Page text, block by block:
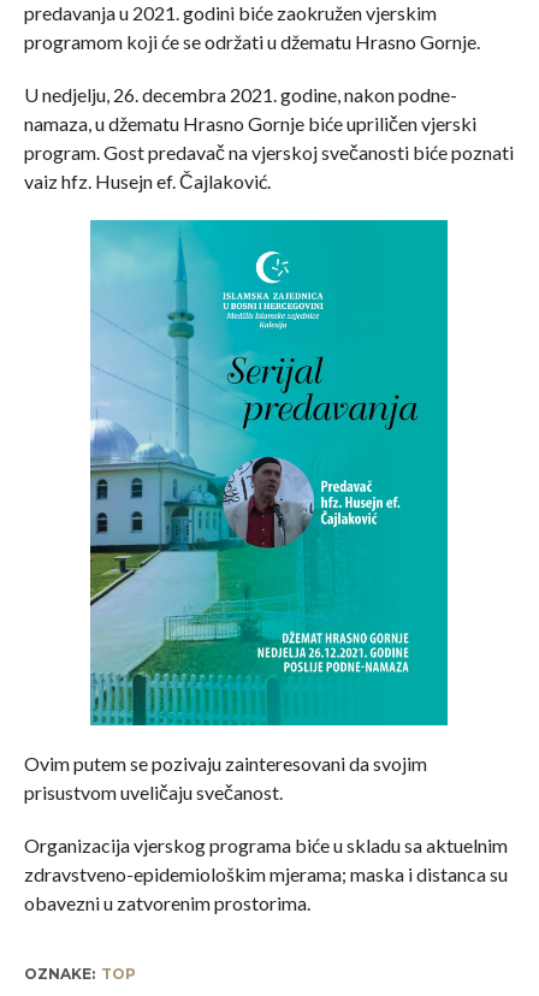
predavanja u 2021. godini biće zaokružen vjerskim
programom koji će se održati u džematu Hrasno Gornje.
U nedjelju, 26. decembra 2021. godine, nakon podne-
namaza, u džematu Hrasno Gornje biće upriličen vjerski
program. Gost predavač na vjerskoj svečanosti biće poznati
vaiz hfz. Husejn ef. Čajlaković.
Ovim putem se pozivaju zainteresovani da svojim
prisustvom uveličaju svečanost.
Organizacija vjerskog programa biće u skladu sa aktuelnim
zdravstveno-epidemiološkim mjerama; maska i distanca su
obavezni u zatvorenim prostorima.
OZNAKE: TOP